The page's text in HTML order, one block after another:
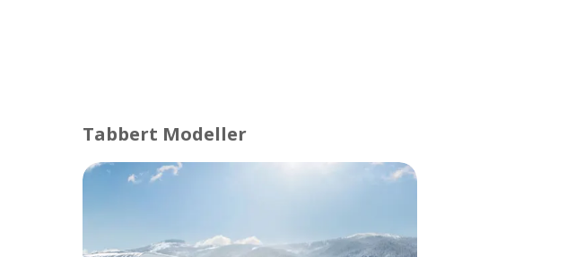
Tabbert Modeller